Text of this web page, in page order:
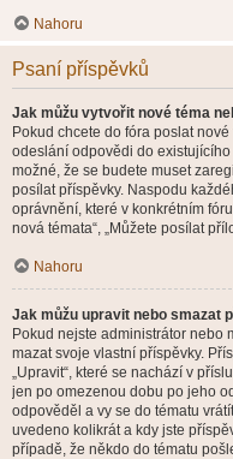
Nahoru
Psaní příspěvků
Jak můžu vytvořit nové téma
Pokud chcete do fóra poslat
odeslání odpovědi do existujícího
možné, že se budete muset
posílat příspěvky. Naspodu
oprávnění, které v konkrétním
nová témata“, „Můžete posílat
Nahoru
Jak můžu upravit nebo smazat
Pokud nejste administrátor nebo
mazat svoje vlastní příspěvky.
„Upravit“, které se nachází v
jen po omezenou dobu po jeho
odpověděl a vy se do tématu
uvedeno kolikrát a kdy jste
případě, že někdo do tématu